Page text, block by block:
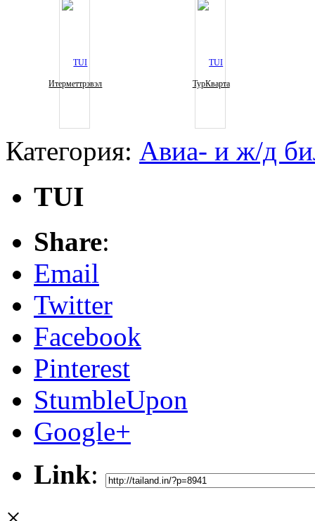
Итерметтрэвэл ТурКварта
Категория: Авиа- и ж/д
TUI
Share:
Email
Twitter
Facebook
Pinterest
StumbleUpon
Google+
Link: